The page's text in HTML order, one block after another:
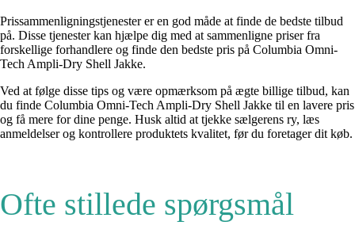
Prissammenligningstjenester er en god måde at finde de bedste tilbud
på. Disse tjenester kan hjælpe dig med at sammenligne priser fra
forskellige forhandlere og finde den bedste pris på Columbia Omni-
Tech Ampli-Dry Shell Jakke.
Ved at følge disse tips og være opmærksom på ægte billige tilbud, kan
du finde Columbia Omni-Tech Ampli-Dry Shell Jakke til en lavere pris
og få mere for dine penge. Husk altid at tjekke sælgerens ry, læs
anmeldelser og kontrollere produktets kvalitet, før du foretager dit køb.
Ofte stillede spørgsmål